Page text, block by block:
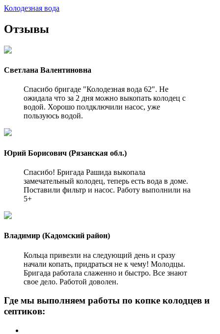
Колодезная вода
Отзывы
Светлана Валентиновна
Спасибо бригаде "Колодезная вода 62". Не
ожидала что за 2 дня можно выкопать колодец с
водой. Хорошо полдключили насос, уже
пользуюсь водой.
Юрий Борисович (Рязанская обл.)
Спасибо! Бригада Рашида выкопала
замечательный колодец, теперь есть вода в доме.
Поставили фильтр и насос. Работу выполнили на
5+
Владимир (Кадомский район)
Кольца привезли на следующий день и сразу
начали копать, придраться не к чему! Молодцы.
Бригада работала слаженно и быстро. Все знают
свое дело. Работой доволен.
Где мы выполняем работы по копке колодцев и
септиков: